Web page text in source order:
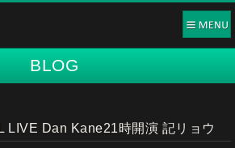
BLOG
LIVE Dan Kane21時開演 記リョウ